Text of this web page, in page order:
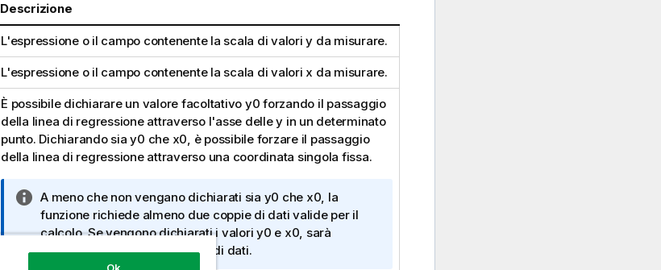
Descrizione
L'espressione o il campo contenente la scala di valoriy da misurare.
L'espressione o il campo contenente la scala di valori x da misurare.
È possibile dichiarare un valore facoltativo y0 forzando il passaggio
della linea di regressione attraverso l'asse delle y in un determinato
punto. Dichiarando siay0 che x0, è possibile forzare il passaggio
della linea di regressione attraverso una coordinata singola fissa.
N
o
t
a
A meno che non vengano dichiarati sia y0 che x0, la
funzione richiede almeno due coppie di dati valide per il
calcolo. Se vengono dichiarati i valori y0 e x0, sarà
sufficiente una singola coppia di dati.